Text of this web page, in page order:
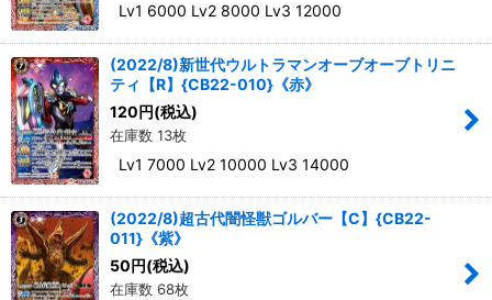
Lv1 6000 Lv2 8000 Lv3 12000
(2022/8)新世代ウルトラマンオーブオーブトリニ
ティ【R】{CB22-010}《赤》
120 円(税込)
在庫数 13枚
Lv1 7000 Lv2 10000 Lv3 14000
(2022/8)超古代闇怪獣ゴルバー【C】{CB22-
011}《紫》
50 円(税込)
在庫数 68枚